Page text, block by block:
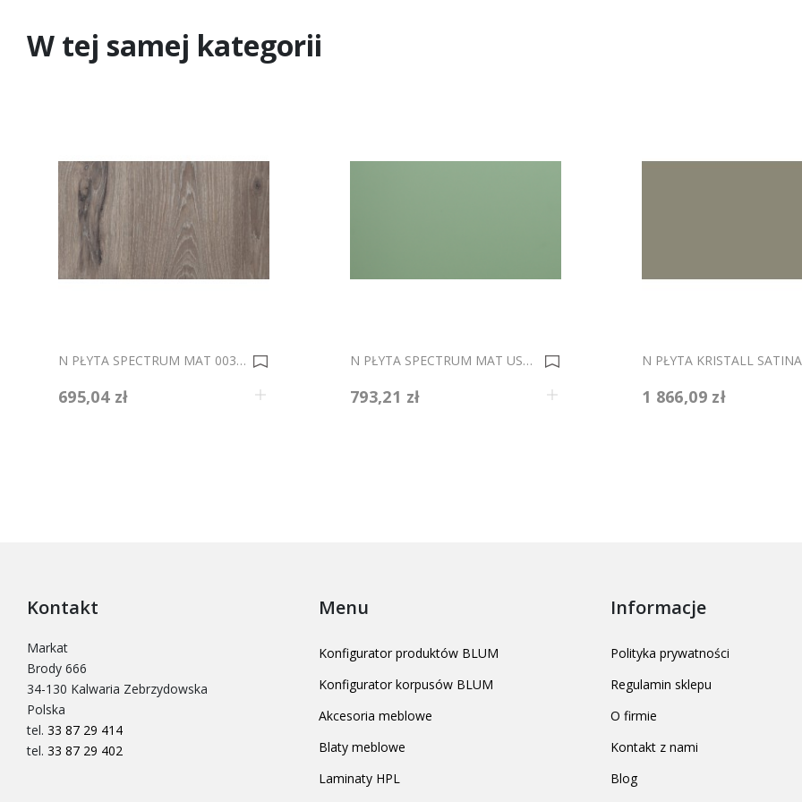
W tej samej kategorii
N PŁYTA SPECTRUM MAT 003 DĄB VIKING 2800x1270mm Gr.18mm 0035827
695,04 zł
N PŁYTA SPECTRUM MAT US07 AVOKADO 2800x1250mm Gr.18mm 0035838
793,21 zł 1 866,09 zł
Kontakt
Markat
Brody 666
34-130 Kalwaria Zebrzydowska
Polska
tel. 33 87 29 414
tel. 33 87 29 402
Menu
Konfigurator produktów BLUM
Konfigurator korpusów BLUM
Akcesoria meblowe
Blaty meblowe
Laminaty HPL
Informacje
Polityka prywatności
Regulamin sklepu
O firmie
Kontakt z nami
Blog